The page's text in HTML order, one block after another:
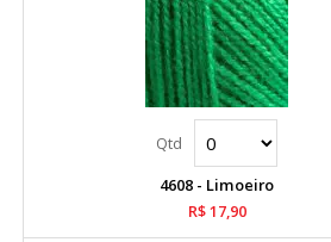
4608 - Limoeiro
R$ 17,90